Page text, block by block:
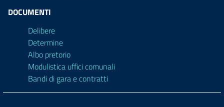
DOCUMENTI
Delibere
Determine
Albo pretorio
Modulistica uffici comunali
Bandi di gara e contratti